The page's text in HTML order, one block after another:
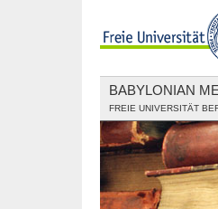
BABYLONIAN
FREIE UNIVERSITÄT